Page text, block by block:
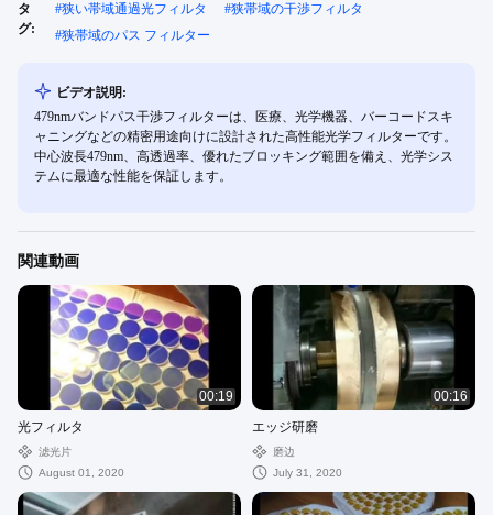
タ
グ:
#狭い帯域通過光フィルタ #狭帯域の干渉フィルタ
#狭帯域のパス フィルター
ビデオ説明:
479nmバンドパス干渉フィルターは、医療、光学機器、バーコードスキ
ャニングなどの精密用途向けに設計された高性能光学フィルターです。
中心波長479nm、高透過率、優れたブロッキング範囲を備え、光学シス
テムに最適な性能を保証します。
関連動画
00:19
光フィルタ
滤光片
August 01, 2020
00:16
エッジ研磨
磨边
July 31, 2020